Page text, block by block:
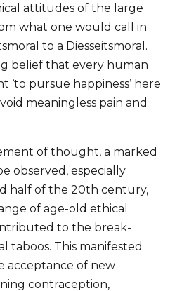
attitudes of the large
what one would call in
to a Diesseitsmoral.
belief that every human
‘to pursue happiness’ here
meaningless pain and
of thought, a marked
observed, especially
half of the 20th century,
of age-old ethical
to the break-
taboos. This manifested
acceptance of new
contraception,